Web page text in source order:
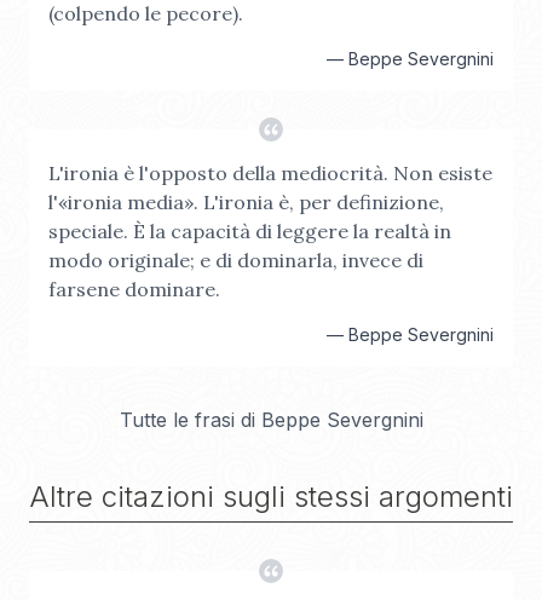
(colpendo le pecore).
— Beppe Severgnini
L'ironia è l'opposto della mediocrità. Non esiste
l'«ironia media». L'ironia è, per definizione,
speciale. È la capacità di leggere la realtà in
modo originale; e di dominarla, invece di
farsene dominare.
— Beppe Severgnini
Tutte le frasi di Beppe Severgnini
Altre citazioni sugli stessi argomenti